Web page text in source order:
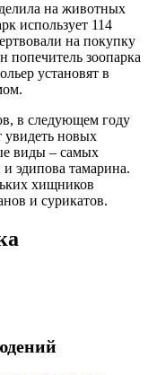
на животных
использует 114
на покупку
попечитель зоопарка
установят в
в следующем году
увидеть новых
виды – самых
эдипова тамарина.
хищников
и сурикатов.